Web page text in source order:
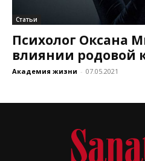
Статьи
Психолог Оксана
влиянии родовой
Академия жизни - 07.05.2021